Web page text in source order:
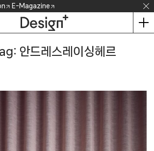
E-Magazine
안드레스레이싱헤르